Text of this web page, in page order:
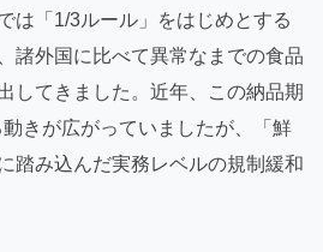
は「1/3ルール」をはじめとする
諸外国に比べて異常なまでの食品
してきました。近年、この納品期
きが広がっていましたが、「鮮
踏み込んだ実務レベルの規制緩和